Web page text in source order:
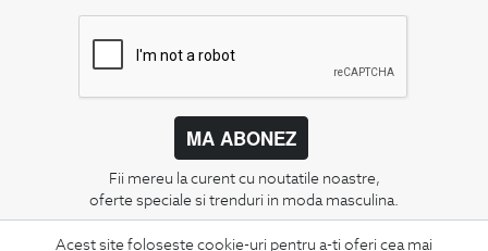
Acest site foloseste cookie-uri pentru a-ti oferi cea mai
MA ABONEZ
Fii mereu la curent cu noutatile noastre,
oferte speciale si trenduri in moda masculina.